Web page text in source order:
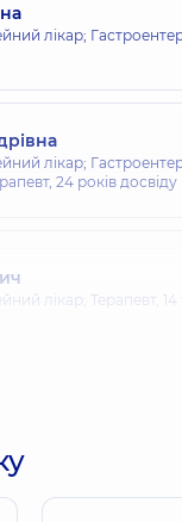
лікар;
лікар;
24 років досвіду
лікар; Терапевт, 14